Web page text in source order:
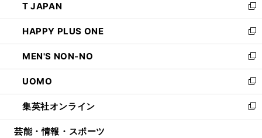
く
で
開
く
ド
ウ
で
開
く
ィ
ン
ド
ウ
で
開
く
い
ウ
ィ
ン
ド
ウ
で
開
く
T JAPAN
新
し
い
ウ
ィ
ン
ド
ウ
で
開
HAPPY PLUS ONE
新
し
い
ウ
ィ
ン
ド
ウ
MEN'S NON-NO
新
し
い
ウ
ィ
ン
UOMO
新
し
い
ウ
集英社オンライン
新
し
芸能・情報・スポーツ